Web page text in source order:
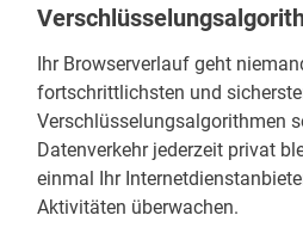
Ihr Browserverlauf geht
fortschrittlichsten und
Verschlüsselungsalgorithmen
Datenverkehr jederzeit privat
einmal Ihr
Aktivitäten überwachen.